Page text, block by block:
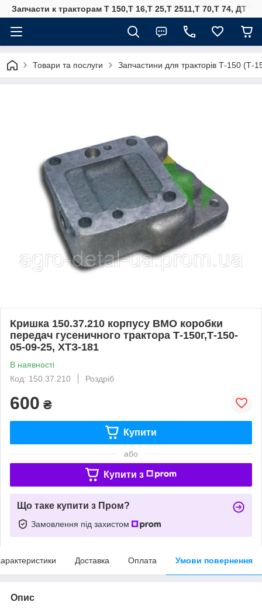
Запчасти к тракторам Т 150,Т 16,Т 25,Т 2511,Т 70,Т 74, ДТ
Товари та послуги Запчастини для тракторів Т-150
Кришка 150.37.210 корпусу ВМО коробки
передач гусеничного трактора Т-150г,Т-150-
05-09-25, ХТЗ-181
В наявності
Код: 150.37.210
Роздріб
600 ₴
Купити
або
Купити з
Що таке купити з Пром?
Замовлення під захистом
Доставка Оплата Умови повернення
Опис